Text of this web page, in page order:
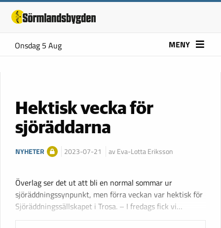
Onsdag 5 Aug MENY
Hektisk vecka för
sjöräddarna
NYHETER 2023-07-21 av Eva-Lotta Eriksson
Överlag ser det ut att bli en normal sommar ur
sjöräddningssynpunkt, men förra veckan var hektisk för
Sjöräddningssällskapet i Trosa. – I fredags fick vi…